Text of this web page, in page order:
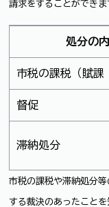
請求をすることができま
処分の
市税の課税（賦課
督促
滞納処分
市税の課税や滞納処分
する裁決のあったこと